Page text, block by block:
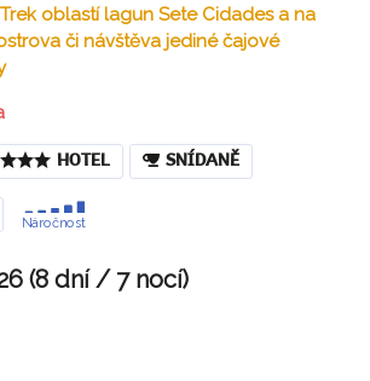
oblastí lagun Sete Cidades a na
či návštěva jediné čajové
HOTEL SNÍDANĚ
Náročnost
(8 dní / 7 nocí)